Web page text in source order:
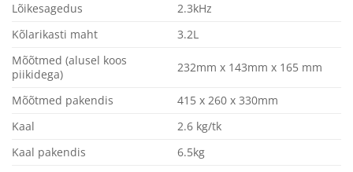
Lõikesagedus
2.3kHz
Kõlarikasti maht
3.2L
Mõõtmed (alusel koos
piikidega)
232mm x 143mm x 165 mm
Mõõtmed pakendis
415 x 260 x 330mm
Kaal
2.6 kg/tk
Kaal pakendis
6.5kg